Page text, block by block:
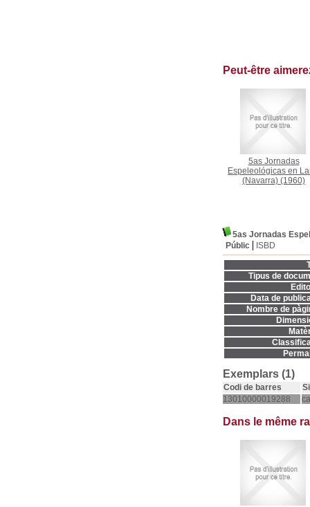
Peut-être
5as Jornadas
Espeleológicas en
(Navarra) (1960)
5as Jornadas
Públic
ISBD
Tipus de
Data de
Nombre de
Exemplars (1)
Codi de barres
13010000019288
Dans le même